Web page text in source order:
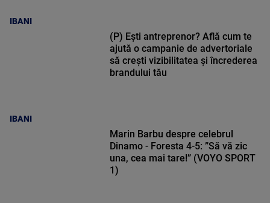
IBANI
IBANI
(P) Ești antreprenor? Află cum te
ajută o campanie de advertoriale
să crești vizibilitatea și încrederea
brandului tău
Marin Barbu despre celebrul
Dinamo - Foresta 4-5: ”Să vă zic
una, cea mai tare!” (VOYO SPORT
1)